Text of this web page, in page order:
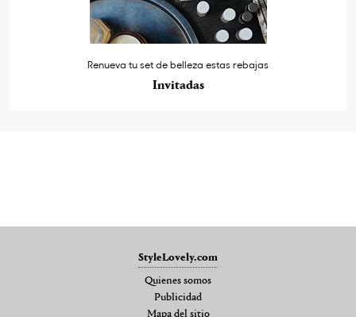
Renueva tu set de belleza estas rebajas
Invitadas
StyleLovely.com
Quienes somos
Publicidad
Mapa del sitio